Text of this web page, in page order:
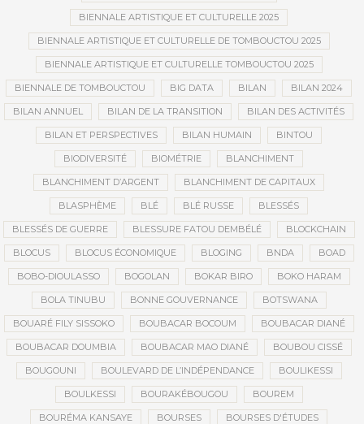
BIENNALE ARTISTIQUE ET CULTURELLE 2025
BIENNALE ARTISTIQUE ET CULTURELLE DE TOMBOUCTOU 2025
BIENNALE ARTISTIQUE ET CULTURELLE TOMBOUCTOU 2025
BIENNALE DE TOMBOUCTOU BIG DATA BILAN BILAN 2024
BILAN ANNUEL BILAN DE LA TRANSITION BILAN DES ACTIVITÉS
BILAN ET PERSPECTIVES BILAN HUMAIN BINTOU
BIODIVERSITÉ BIOMÉTRIE BLANCHIMENT
BLANCHIMENT D’ARGENT BLANCHIMENT DE CAPITAUX
BLASPHÈME BLÉ BLÉ RUSSE BLESSÉS
BLESSÉS DE GUERRE BLESSURE FATOU DEMBÉLÉ BLOCKCHAIN
BLOCUS BLOCUS ÉCONOMIQUE BLOGING BNDA BOAD
BOBO-DIOULASSO BOGOLAN BOKAR BIRO BOKO HARAM
BOLA TINUBU BONNE GOUVERNANCE BOTSWANA
BOUARÉ FILY SISSOKO BOUBACAR BOCOUM BOUBACAR DIANÉ
BOUBACAR DOUMBIA BOUBACAR MAO DIANÉ BOUBOU CISSÉ
BOUGOUNI BOULEVARD DE L’INDÉPENDANCE BOULIKESSI
BOULKESSI BOURAKÉBOUGOU BOUREM
BOURÉMA KANSAYE BOURSES BOURSES D'ÉTUDES